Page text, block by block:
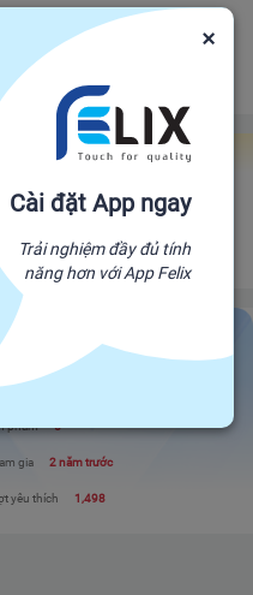
bảo vệ đơn hàng felix.store của bạn
hạn
trực tiếp từ nhà sản xuất để đến
lượng tuyệt đối
II
shop
phẩm 5
gia 2 năm trước
yêu thích 1,498
×
Cài đặt App ngay
Trải nghiệm đầy đủ tính
năng hơn với App Felix